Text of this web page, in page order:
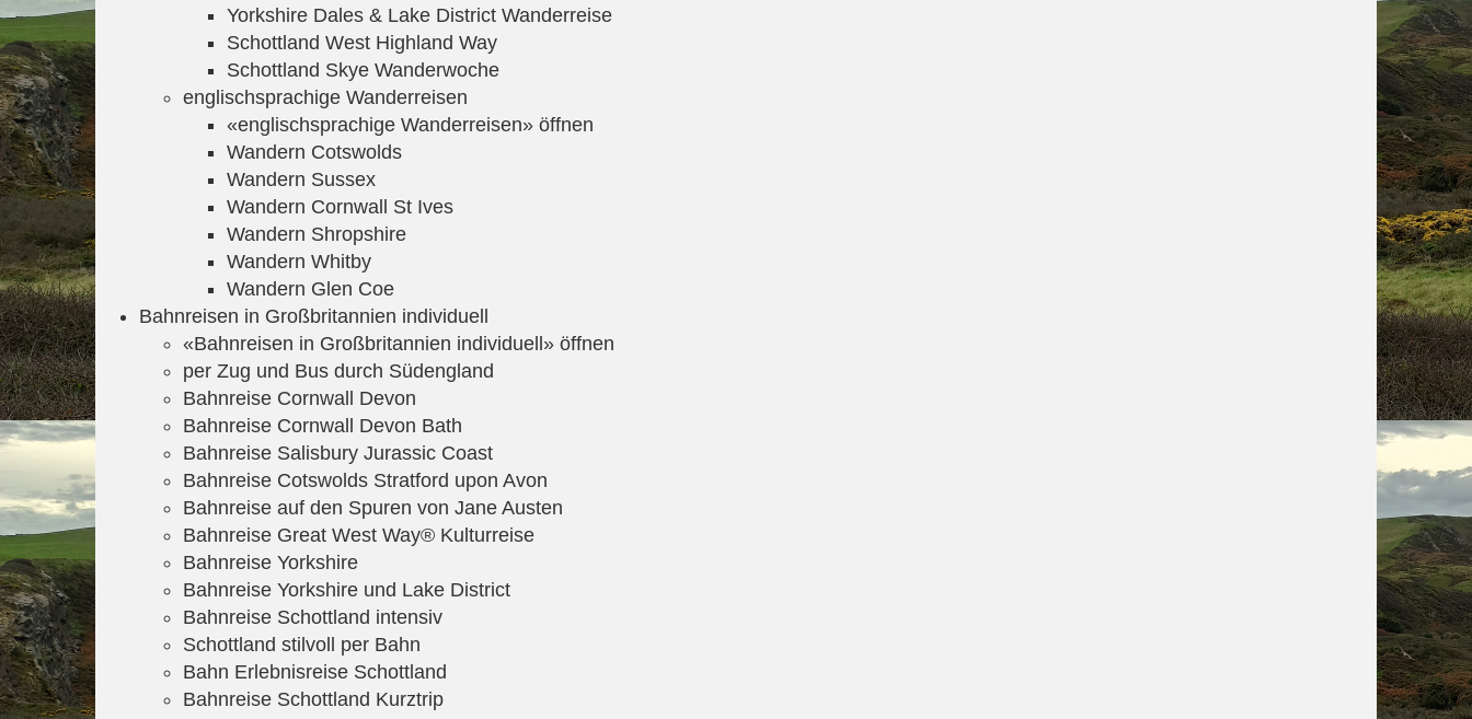
Yorkshire Dales & Lake District Wanderreise
Schottland West Highland Way
Schottland Skye Wanderwoche
englischsprachige Wanderreisen
«englischsprachige Wanderreisen» öffnen
Wandern Cotswolds
Wandern Sussex
Wandern Cornwall St Ives
Wandern Shropshire
Wandern Whitby
Wandern Glen Coe
Bahnreisen in Großbritannien individuell
«Bahnreisen in Großbritannien individuell» öffnen
per Zug und Bus durch Südengland
Bahnreise Cornwall Devon
Bahnreise Cornwall Devon Bath
Bahnreise Salisbury Jurassic Coast
Bahnreise Cotswolds Stratford upon Avon
Bahnreise auf den Spuren von Jane Austen
Bahnreise Great West Way® Kulturreise
Bahnreise Yorkshire
Bahnreise Yorkshire und Lake District
Bahnreise Schottland intensiv
Schottland stilvoll per Bahn
Bahn Erlebnisreise Schottland
Bahnreise Schottland Kurztrip